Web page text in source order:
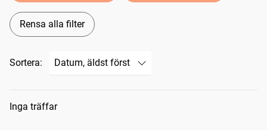
Rensa alla filter
Sortera:
Sökresultat
Inga träffar